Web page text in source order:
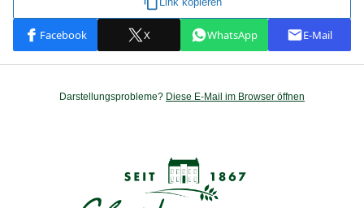
Darstellungsprobleme? Diese E-Mail im Browser öffnen